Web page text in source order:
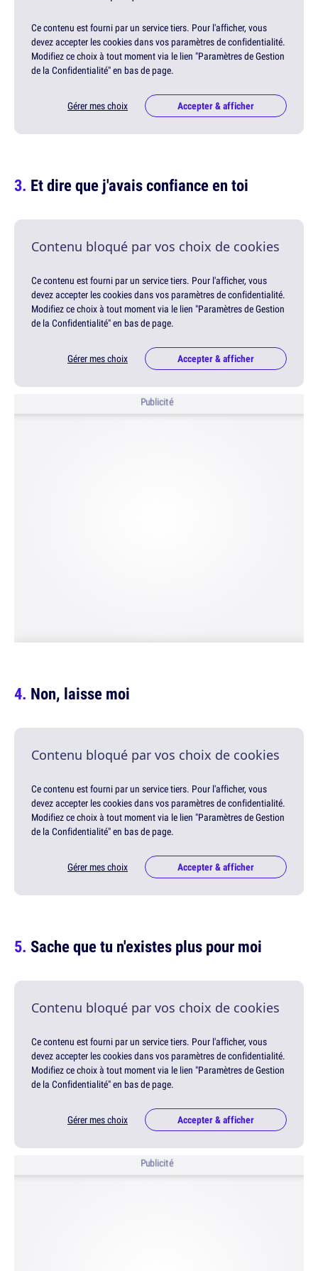
Ce contenu est fourni par un service tiers. Pour l'afficher, vous
devez accepter les cookies dans vos paramètres de confidentialité.
Modifiez ce choix à tout moment via le lien "Paramètres de Gestion
de la Confidentialité" en bas de page.
Gérer mes choix Accepter & afficher
Et dire que j'avais confiance en toi
Contenu bloqué par vos choix de cookies
Ce contenu est fourni par un service tiers. Pour l'afficher, vous
devez accepter les cookies dans vos paramètres de confidentialité.
Modifiez ce choix à tout moment via le lien "Paramètres de Gestion
de la Confidentialité" en bas de page.
Gérer mes choix Accepter & afficher
Publicité
Non, laisse moi
Contenu bloqué par vos choix de cookies
Ce contenu est fourni par un service tiers. Pour l'afficher, vous
devez accepter les cookies dans vos paramètres de confidentialité.
Modifiez ce choix à tout moment via le lien "Paramètres de Gestion
de la Confidentialité" en bas de page.
Gérer mes choix Accepter & afficher
Sache que tu n'existes plus pour moi
Contenu bloqué par vos choix de cookies
Ce contenu est fourni par un service tiers. Pour l'afficher, vous
devez accepter les cookies dans vos paramètres de confidentialité.
Modifiez ce choix à tout moment via le lien "Paramètres de Gestion
de la Confidentialité" en bas de page.
Gérer mes choix Accepter & afficher
Publicité